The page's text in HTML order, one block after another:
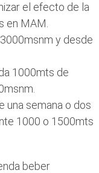
el efecto de la
en MAM.
y desde
1000mts de
una semana o dos
1000 o 1500mts
beber